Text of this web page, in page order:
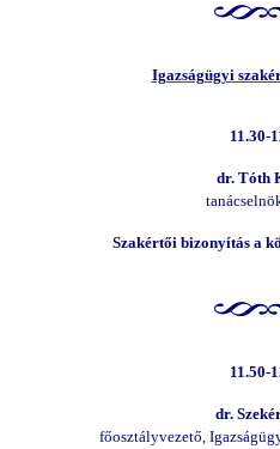
Igazságügyi
11.30-
dr. Tóth
Szakértői bizonyítás a
11.50-
dr.
főosztályvezető,